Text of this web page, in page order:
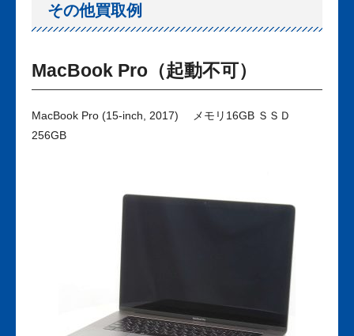
その他買取例
MacBook Pro（起動不可）
MacBook Pro (15-inch, 2017) メモリ16GB ＳＳＤ
256GB